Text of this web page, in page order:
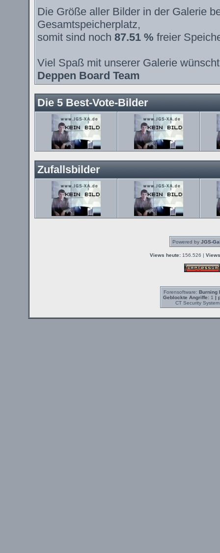
Die Größe aller Bilder in der Galerie
Gesamtspeicherplatz,
somit sind noch 87.51 % freier
Viel Spaß mit unserer Galerie
Deppen Board Team
Die 5 Best-Vote-Bilder
Zufallsbilder
Powered by JGS-
Views heute:156.526 |
Forensoftware: Burning
Geblockte Angriffe:1 |
CT Security